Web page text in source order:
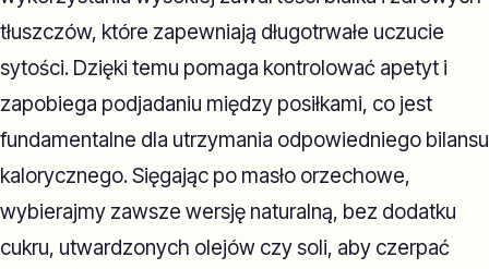
tłuszczów, które zapewniają długotrwałe uczucie
sytości. Dzięki temu pomaga kontrolować apetyt i
zapobiega podjadaniu między posiłkami, co jest
fundamentalne dla utrzymania odpowiedniego bilansu
kalorycznego. Sięgając po masło orzechowe,
wybierajmy zawsze wersję naturalną, bez dodatku
cukru, utwardzonych olejów czy soli, aby czerpać